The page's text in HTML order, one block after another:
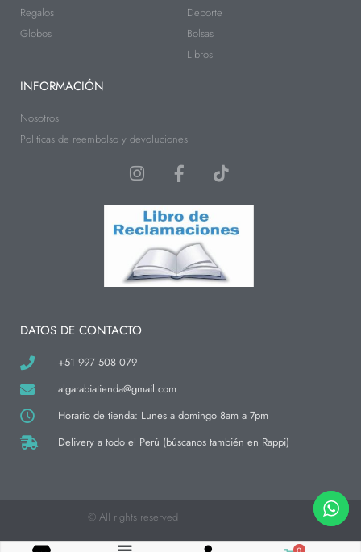
Regalos
Globos
Deporte
Bolsas
Libros
INFORMACIÓN
Nosotros
Politicas de reembolso y devoluciones
I
s
t
a
g
r
a
F
a
c
e
b
o
o
k
T
i
k
t
o
DATOS DE CONTACTO
+51 997 508 079
algarabiatienda@gmail.com
Horario de tienda: Lunes a domingo 8am a 7pm
Delivery a todo el Perú (búscanos también en Rappi)
© All rights reserved
0